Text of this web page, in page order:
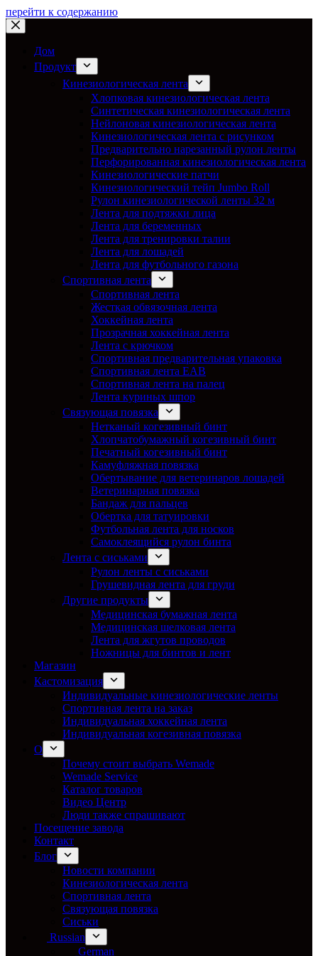
перейти к содержанию
Дом
Продукт
Кинезиологическая лента
Хлопковая кинезиологическая лента
Синтетическая кинезиологическая лента
Нейлоновая кинезиологическая лента
Кинезиологическая лента с рисунком
Предварительно нарезанный рулон ленты
Перфорированная кинезиологическая лента
Кинезиологические патчи
Кинезиологический тейп Jumbo Roll
Рулон кинезиологической ленты 32 м
Лента для подтяжки лица
Лента для беременных
Лента для тренировки талии
Лента для лошадей
Лента для футбольного газона
Спортивная лента
Спортивная лента
Жесткая обвязочная лента
Хоккейная лента
Прозрачная хоккейная лента
Лента с крючком
Спортивная предварительная упаковка
Спортивная лента EAB
Спортивная лента на палец
Лента куриных шпор
Связующая повязка
Нетканый когезивный бинт
Хлопчатобумажный когезивный бинт
Печатный когезивный бинт
Камуфляжная повязка
Обертывание для ветеринаров лошадей
Ветеринарная повязка
Бандаж для пальцев
Обертка для татуировки
Футбольная лента для носков
Самоклеящийся рулон бинта
Лента с сиськами
Рулон ленты с сиськами
Грушевидная лента для груди
Другие продукты
Медицинская бумажная лента
Медицинская шелковая лента
Лента для жгутов проводов
Ножницы для бинтов и лент
Магазин
Кастомизация
Индивидуальные кинезиологические ленты
Спортивная лента на заказ
Индивидуальная хоккейная лента
Индивидуальная когезивная повязка
О
Почему стоит выбрать Wemade
Wemade Service
Каталог товаров
Видео Центр
Люди также спрашивают
Посещение завода
Контакт
Блог
Новости компании
Кинезиологическая лента
Спортивная лента
Связующая повязка
Сиськи
Russian
German